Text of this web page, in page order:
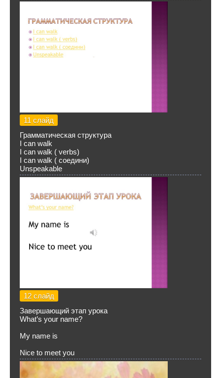
11 слайд
Грамматическая структура
I can walk
I can walk ( verbs)
I can walk ( соедини)
Unspeakable
12 слайд
Завершающий этап урока
What’s your name?
My name is
Nice to meet you